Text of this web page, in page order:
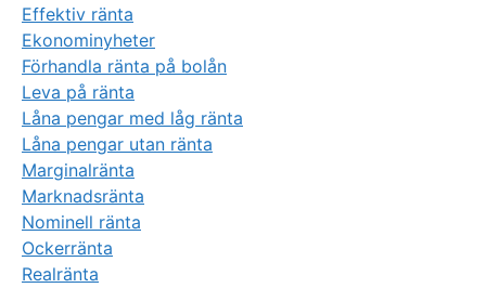
Effektiv ränta
Ekonominyheter
Förhandla ränta på bolån
Leva på ränta
Låna pengar med låg ränta
Låna pengar utan ränta
Marginalränta
Marknadsränta
Nominell ränta
Ockerränta
Realränta